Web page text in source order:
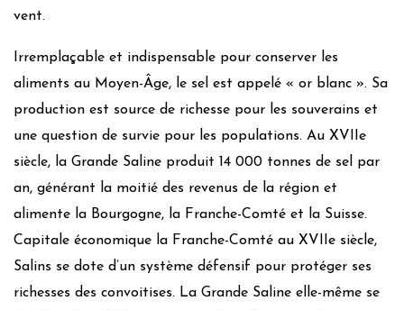
vent.
Irremplaçable et indispensable pour conserver les
aliments au Moyen-Âge, le sel est appelé « or blanc ». Sa
production est source de richesse pour les souverains et
une question de survie pour les populations. Au XVIIe
siècle, la Grande Saline produit 14 000 tonnes de sel par
an, générant la moitié des revenus de la région et
alimente la Bourgogne, la Franche-Comté et la Suisse.
Capitale économique la Franche-Comté au XVIIe siècle,
Salins se dote d’un système défensif pour protéger ses
richesses des convoitises. La Grande Saline elle-même se